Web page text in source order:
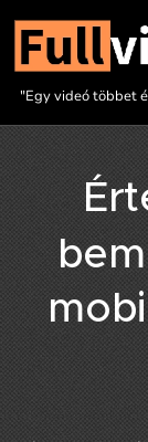
"Egy videó többet